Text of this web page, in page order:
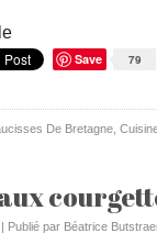
79
Save
De Bretagne
| Publié par Béatrice